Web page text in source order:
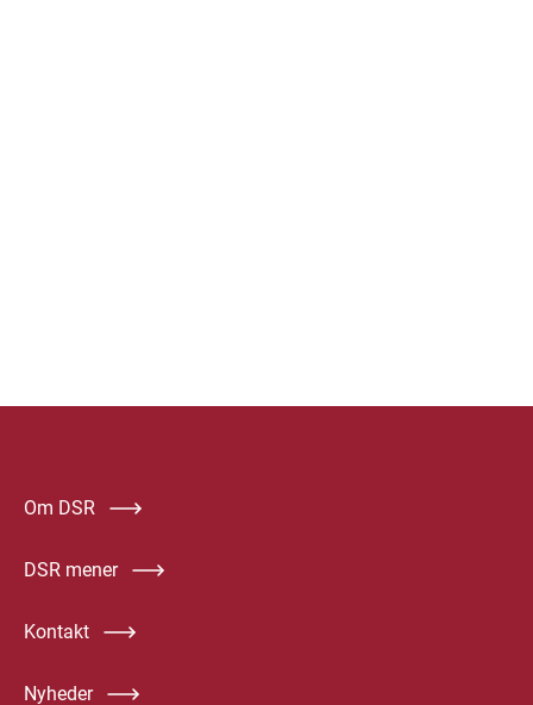
Om DSR
DSR mener
Kontakt
Nyheder